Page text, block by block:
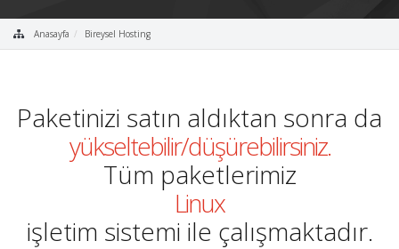
Anasayfa Bireysel Hosting
Paketinizi satın aldıktan sonra da
yükseltebilir/düşürebilirsiniz.
Tüm paketlerimiz
Linux
işletim sistemi ile çalışmaktadır.